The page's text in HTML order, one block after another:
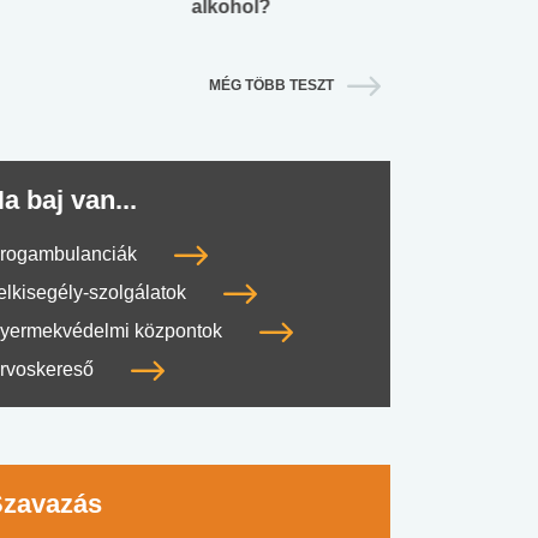
alkohol?
MÉG TÖBB TESZT
baj van...
szolgálatok
központok